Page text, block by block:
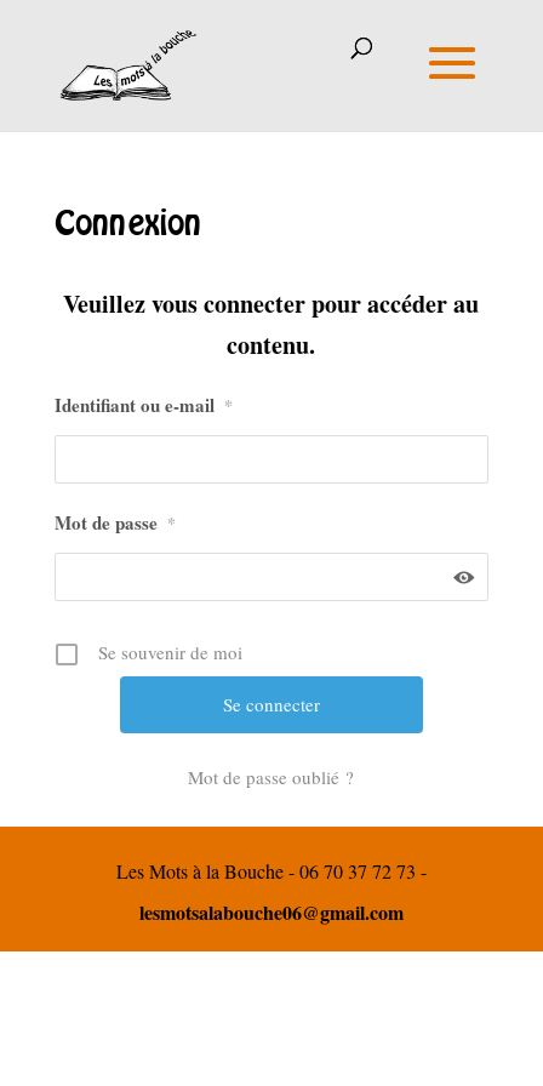
Connexion
Veuillez vous connecter pour accéder au
contenu.
Identifiant ou e-mail *
Mot de passe *
Se souvenir de moi
Mot de passe oublié ?
Les Mots à la Bouche - 06 70 37 72 73 -
lesmotsalabouche06@gmail.com